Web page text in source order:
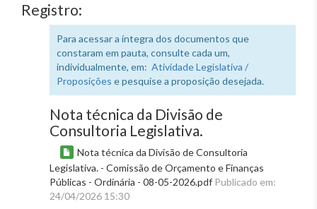
Registro:
Para acessar a íntegra dos documentos que
constaram em pauta, consulte cada um,
individualmente, em: Atividade Legislativa /
Proposições e pesquise a proposição desejada.
Nota técnica da Divisão de
Consultoria Legislativa.
Nota técnica da Divisão de Consultoria
Legislativa. - Comissão de Orçamento e Finanças
Públicas - Ordinária - 08-05-2026.pdf Publicado em:
24/04/2026 15:30